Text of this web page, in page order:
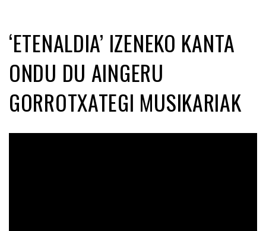
‘ETENALDIA’ IZENEKO KANTA
ONDU DU AINGERU
GORROTXATEGI MUSIKARIAK